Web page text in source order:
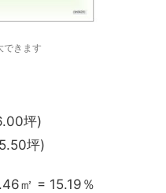
できます
坪)
坪)
= 15.19％